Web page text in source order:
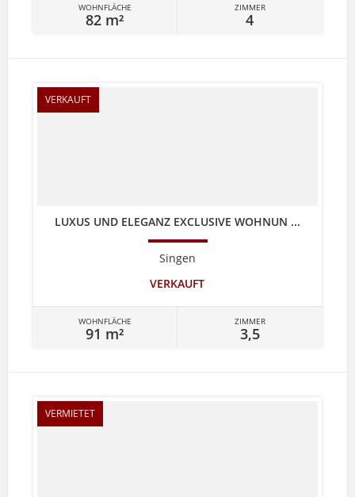
WOHNFLÄCHE
82 m²
ZIMMER
4
VERKAUFT
LUXUS UND ELEGANZ EXCLUSIVE WOHNUN ...
Singen
VERKAUFT
WOHNFLÄCHE
91 m²
ZIMMER
3,5
VERMIETET